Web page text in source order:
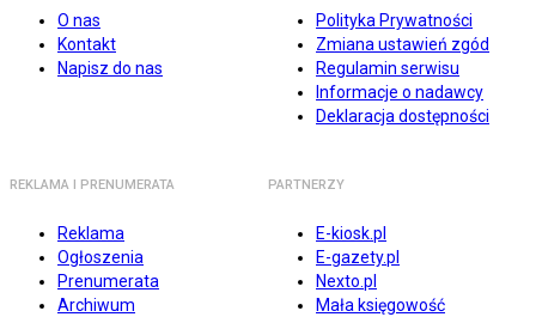
O nas
Kontakt
Napisz do nas
Polityka Prywatności
Zmiana ustawień zgód
Regulamin serwisu
Informacje o nadawcy
Deklaracja dostępności
REKLAMA I PRENUMERATA
Reklama
Ogłoszenia
Prenumerata
Archiwum
PARTNERZY
E-kiosk.pl
E-gazety.pl
Nexto.pl
Mała księgowość